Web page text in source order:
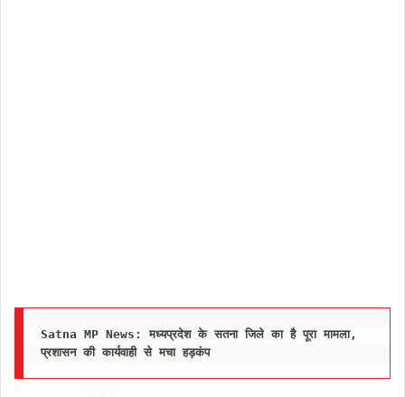
Satna MP News: मध्यप्रदेश के सतना जिले का है पूरा मामला,
प्रशासन की कार्यवाही से मचा हड़कंप